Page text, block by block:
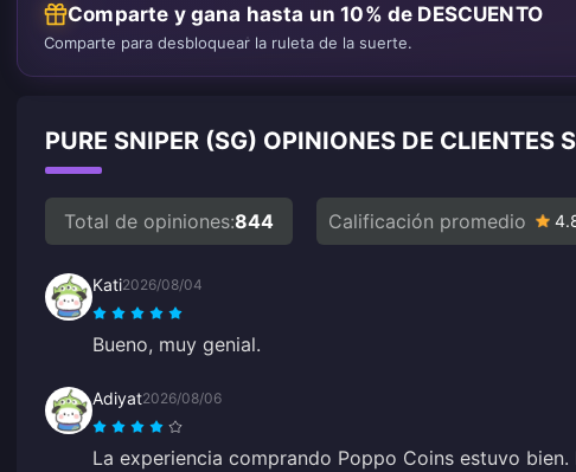
Comparte y gana hasta un 10% de DESCUENTO
Comparte para desbloquear la ruleta de la suerte.
PURE SNIPER (SG) OPINIONES DE CLIENTES
Total de opiniones:844 Calificación promedio
Kati2026/08/04
Bueno, muy genial.
Adiyat2026/08/06
La experiencia comprando Poppo Coins estuvo